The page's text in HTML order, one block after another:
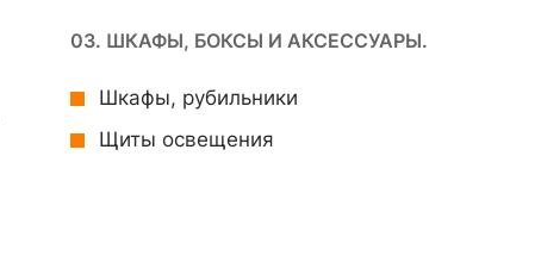
03. ШКАФЫ, БОКСЫ И АКСЕССУАРЫ.
Шкафы, рубильники
Щиты освещения